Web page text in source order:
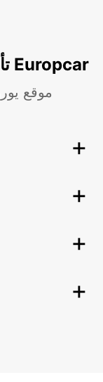
تأجير السيارات في أبو ظبي مع Europcar
موقع